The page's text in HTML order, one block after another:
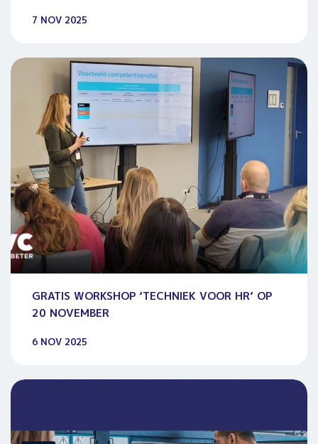
7 NOV 2025
GRATIS WORKSHOP ‘TECHNIEK VOOR HR’ OP
20 NOVEMBER
6 NOV 2025